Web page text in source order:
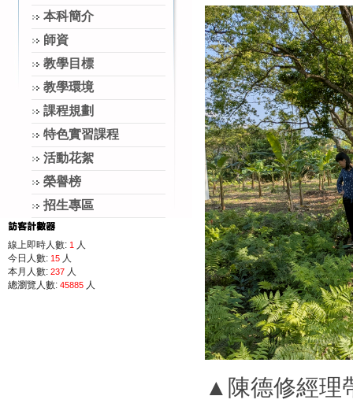
【115年升學榜】國
【114學年度全國高級中等學校學生
【114學年度全國高級中等學校學
【114學年度全國高級中等學校學
【114年升學榜】國
【114年升學榜】國
【114年升學榜】國
【114年升學榜】國立嘉
【114年升學榜】國立
【114年升學榜】國立
【114年升學榜】國立宜
【114年升學榜
【114年全國高級中等學校專業群科專
【113學年度全國高級中等學校學生
【113學年度全國高級中等學校學
本科簡介
師資
教學目標
教學環境
課程規劃
特色實習課程
活動花絮
榮譽榜
招生專區
線上即時人數: 1 人
今日人數: 15 人
本月人數: 237 人
總瀏覽人數: 45885 人
▲陳德修經理